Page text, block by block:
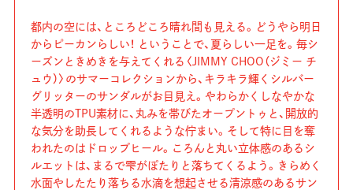
都内の空には、ところどころ晴れ間も見える。どうやら明日
からピーカンらしい！ ということで、夏らしい一足を。毎シ
ーズンときめきを与えてくれる〈JIMMY CHOO（ジミー チ
ュウ）〉のサマーコレクションから、キラキラ輝くシルバー
グリッターのサンダルがお目見え。やわらかくしなやかな
半透明のTPU素材に、丸みを帯びたオープントゥと、開放的
な気分を助長してくれるような佇まい。そして特に目を奪
われたのはドロップヒール。ころんと丸い立体感のあるシ
ルエットは、まるで雫がぽたりと落ちてくるよう。きらめく
水面やしたたり落ちる水滴を想起させる清涼感のあるサン